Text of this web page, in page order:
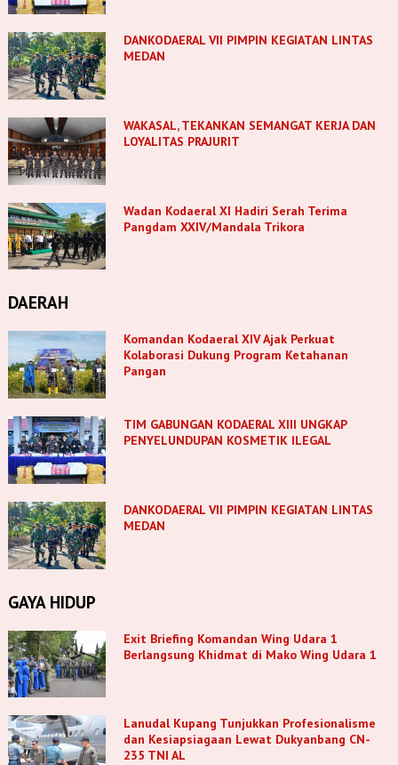
DANKODAERAL VII PIMPIN KEGIATAN LINTAS
MEDAN
WAKASAL, TEKANKAN SEMANGAT KERJA DAN
LOYALITAS PRAJURIT
Wadan Kodaeral XI Hadiri Serah Terima
Pangdam XXIV/Mandala Trikora
DAERAH
Komandan Kodaeral XIV Ajak Perkuat
Kolaborasi Dukung Program Ketahanan
Pangan
TIM GABUNGAN KODAERAL XIII UNGKAP
PENYELUNDUPAN KOSMETIK ILEGAL
DANKODAERAL VII PIMPIN KEGIATAN LINTAS
MEDAN
GAYA HIDUP
Exit Briefing Komandan Wing Udara 1
Berlangsung Khidmat di Mako Wing Udara 1
Lanudal Kupang Tunjukkan Profesionalisme
dan Kesiapsiagaan Lewat Dukyanbang CN-
235 TNI AL